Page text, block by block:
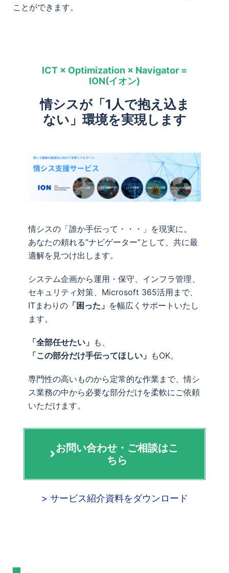
ことができます。
ICT × Optimization × Navigator =
ION(イオン)
情シスが「1人で抱え込ま
ない」環境を実現します
情シスの「誰か手伝って・・・」を現実に。
あなたの頼れる”ナビゲーター”として、共に最
適解を見つけ出します。
システム企画から運用・保守、インフラ管理、
セキュリティ対策、Microsoft 365活用まで、
ITまわりの 「困った」 を幅広くサポートいたし
ます。
「全部任せたい」 も、
「この部分だけ手伝ってほしい」 もOK。
専門性の高いものから定常的な作業まで、情シ
ス業務の中から必要な部分だけを柔軟にご依頼
いただけます。
お問い合わせ・ご相談はこ
ちら
> サービス紹介資料をダウンロード